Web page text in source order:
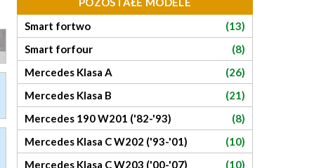
Smart fortwo
(13)
Smart forfour
(8)
Mercedes Klasa A
(26)
Mercedes Klasa B
(21)
Mercedes 190 W201 ('82-'93)
(8)
Mercedes Klasa C W202 ('93-'01)
(10)
Mercedes Klasa C W203 ('00-'07)
(10)